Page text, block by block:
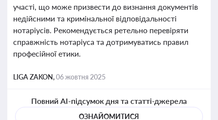
участі, що може призвести до визнання документів
недійсними та кримінальної відповідальності
нотаріусів. Рекомендується ретельно перевіряти
справжність нотаріуса та дотримуватись правил
професійної етики.
LIGA ZAKON,06 жовтня 2025
Повний AI-підсумок дня та статті-джерела
ОЗНАЙОМИТИСЯ